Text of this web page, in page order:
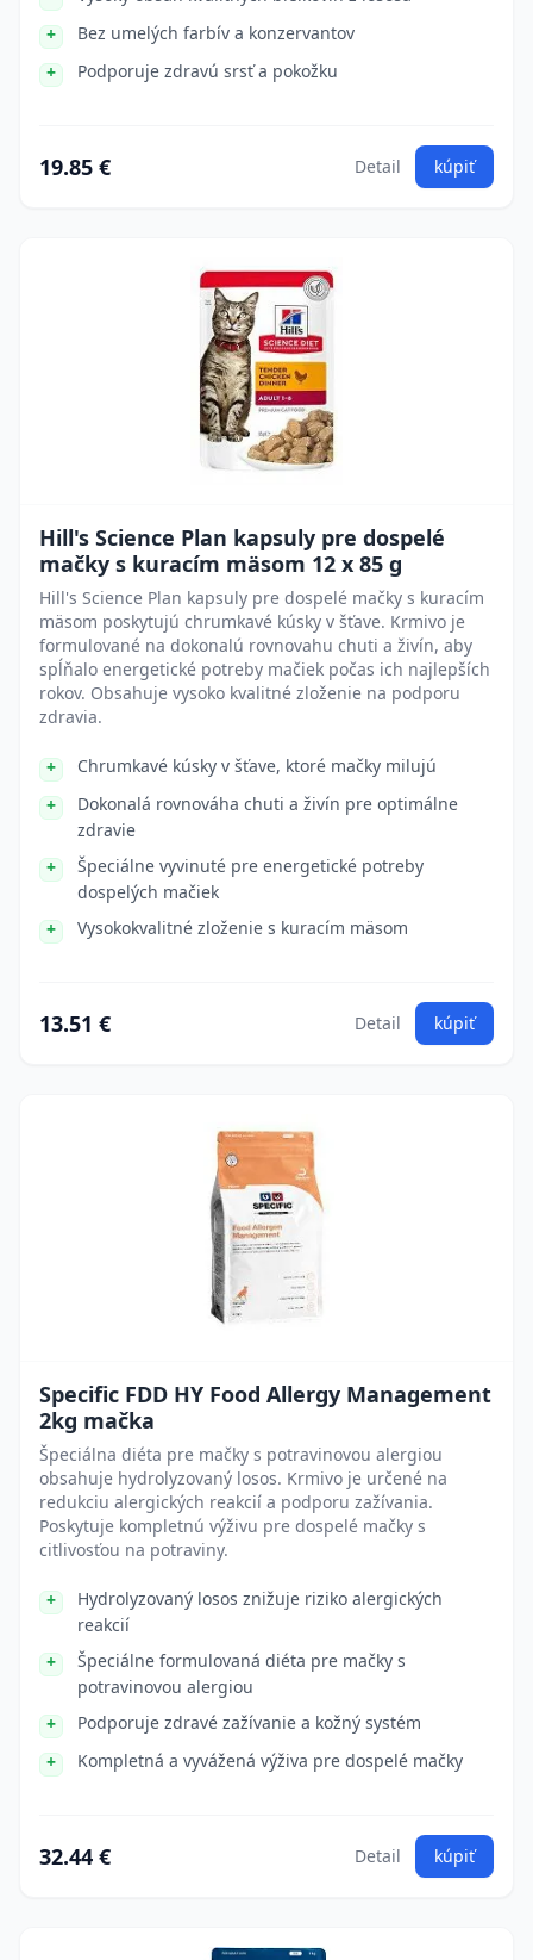
Bez umelých farbív a konzervantov
Podporuje zdravú srsť a pokožku
19.85 € Detail kúpiť
Hill's Science Plan kapsuly pre dospelé
mačky s kuracím mäsom 12 x 85 g
Hill's Science Plan kapsuly pre dospelé mačky s kuracím
mäsom poskytujú chrumkavé kúsky v šťave. Krmivo je
formulované na dokonalú rovnovahu chuti a živín, aby
spĺňalo energetické potreby mačiek počas ich najlepších
rokov. Obsahuje vysoko kvalitné zloženie na podporu
zdravia.
Chrumkavé kúsky v šťave, ktoré mačky milujú
Dokonalá rovnováha chuti a živín pre optimálne
zdravie
Špeciálne vyvinuté pre energetické potreby
dospelých mačiek
Vysokokvalitné zloženie s kuracím mäsom
13.51 € Detail kúpiť
Specific FDD HY Food Allergy Management
2kg mačka
Špeciálna diéta pre mačky s potravinovou alergiou
obsahuje hydrolyzovaný losos. Krmivo je určené na
redukciu alergických reakcií a podporu zažívania.
Poskytuje kompletnú výživu pre dospelé mačky s
citlivosťou na potraviny.
Hydrolyzovaný losos znižuje riziko alergických
reakcií
Špeciálne formulovaná diéta pre mačky s
potravinovou alergiou
Podporuje zdravé zažívanie a kožný systém
Kompletná a vyvážená výživa pre dospelé mačky
32.44 € Detail kúpiť